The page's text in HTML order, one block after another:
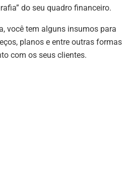
do seu quadro financeiro.
você tem alguns insumos para
planos e entre outras formas
com os seus clientes.